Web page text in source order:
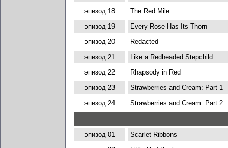
эпизод 18
The Red Mile
эпизод 19
Every Rose Has Its Thorn
эпизод 20
Redacted
эпизод 21
Like a Redheaded Stepchild
эпизод 22
Rhapsody in Red
эпизод 23
Strawberries and Cream: Part 1
эпизод 24
Strawberries and Cream: Part 2
эпизод 01
Scarlet Ribbons